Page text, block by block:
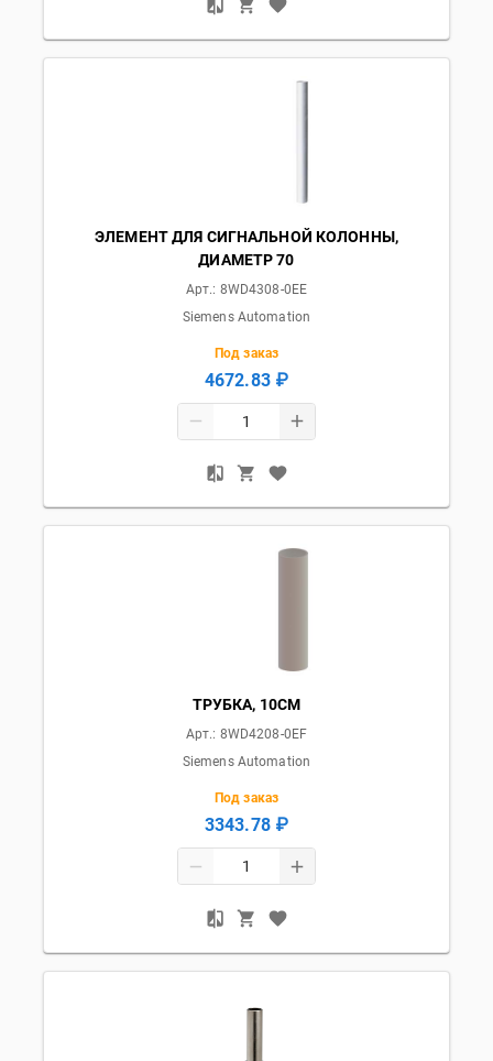
ЭЛЕМЕНТ ДЛЯ СИГНАЛЬНОЙ КОЛОННЫ,
ДИАМЕТР 70
Арт.: 8WD4308-0EE
Siemens Automation
Под заказ
4672.83 ₽
ТРУБКА, 10CM
Арт.: 8WD4208-0EF
Siemens Automation
Под заказ
3343.78 ₽